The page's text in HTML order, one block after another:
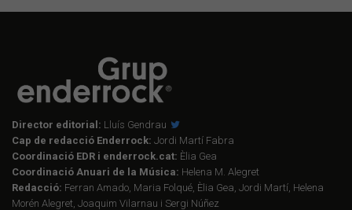
Director editorial: Lluís Gendrau
Cap de redacció Enderrock: Jordi Martí Fabra
Coordinació EDR i enderrock.cat: Èlia Gea
Coordinació Anuari de la Música: Helena M. Alegret
Redacció: Ferran Amado, Maria Folqué, Èlia Gea, Jordi Martí, Helena
Morén Alegret, Joaquim Vilarnau i Sergi Núñez